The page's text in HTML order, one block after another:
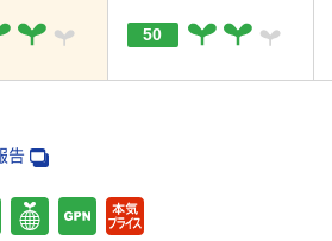
50
告